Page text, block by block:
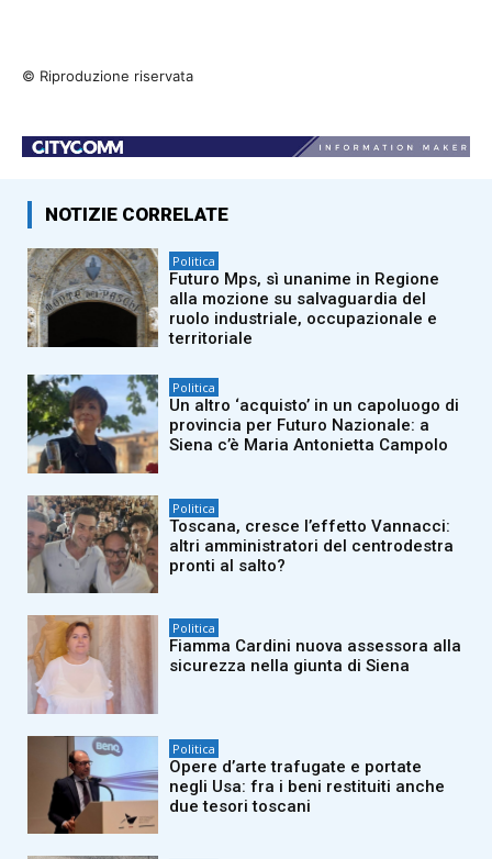
© Riproduzione riservata
NOTIZIE CORRELATE
Politica
Futuro Mps, sì unanime in Regione
alla mozione su salvaguardia del
ruolo industriale, occupazionale e
territoriale
Politica
Un altro ‘acquisto’ in un capoluogo di
provincia per Futuro Nazionale: a
Siena c’è Maria Antonietta Campolo
Politica
Toscana, cresce l’effetto Vannacci:
altri amministratori del centrodestra
pronti al salto?
Politica
Fiamma Cardini nuova assessora alla
sicurezza nella giunta di Siena
Politica
Opere d’arte trafugate e portate
negli Usa: fra i beni restituiti anche
due tesori toscani